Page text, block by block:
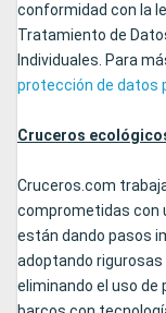
conformidad con la
Tratamiento de
Individuales. Para
protección de datos
Cruceros
Cruceros.com
comprometidas con
están dando pasos
adoptando
eliminando el uso